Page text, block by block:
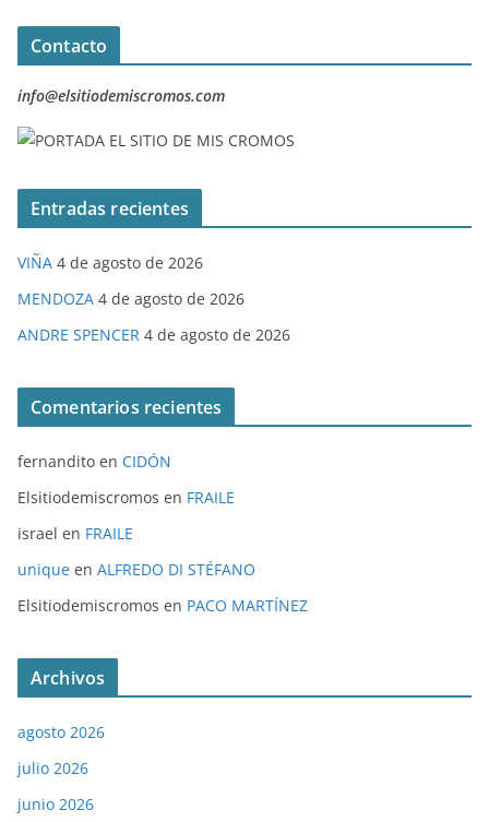
Contacto
info@elsitiodemiscromos.com
Entradas recientes
VIÑA 4 de agosto de 2026
MENDOZA 4 de agosto de 2026
ANDRE SPENCER 4 de agosto de 2026
Comentarios recientes
fernandito en CIDÓN
Elsitiodemiscromos en FRAILE
israel en FRAILE
unique en ALFREDO DI STÉFANO
Elsitiodemiscromos en PACO MARTÍNEZ
Archivos
agosto 2026
julio 2026
junio 2026